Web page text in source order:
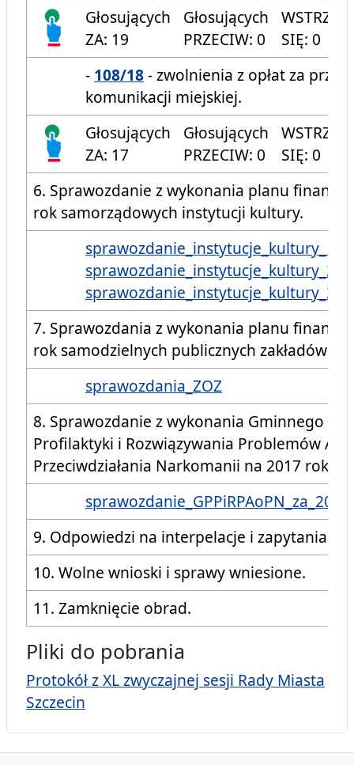
Głosujących
ZA: 19
Głosujących
PRZECIW: 0
SIĘ: 0
- 108/18- zwolnienia z opłat za
komunikacji miejskiej.
Głosujących
ZA: 17
Głosujących
PRZECIW: 0
SIĘ: 0
6. Sprawozdanie z wykonania planu
rok samorządowych instytucji kultury.
sprawozdanie_instytucje_kultury_1
sprawozdanie_instytucje_kultury_2
sprawozdanie_instytucje_kultury_3
7. Sprawozdania z wykonania planu
rok samodzielnych publicznych zakładów
sprawozdania_ZOZ
8. Sprawozdanie z wykonania Gminnego
Profilaktyki i Rozwiązywania Problemów
Przeciwdziałania Narkomanii na 2017 rok.
sprawozdanie_GPPiRPAoPN_za_2017
9. Odpowiedzi na interpelacje i zapytania
10. Wolne wnioski i sprawy wniesione.
11. Zamknięcie obrad.
Pliki do pobrania
Protokół z XL zwyczajnej sesji Rady Miasta
Szczecin